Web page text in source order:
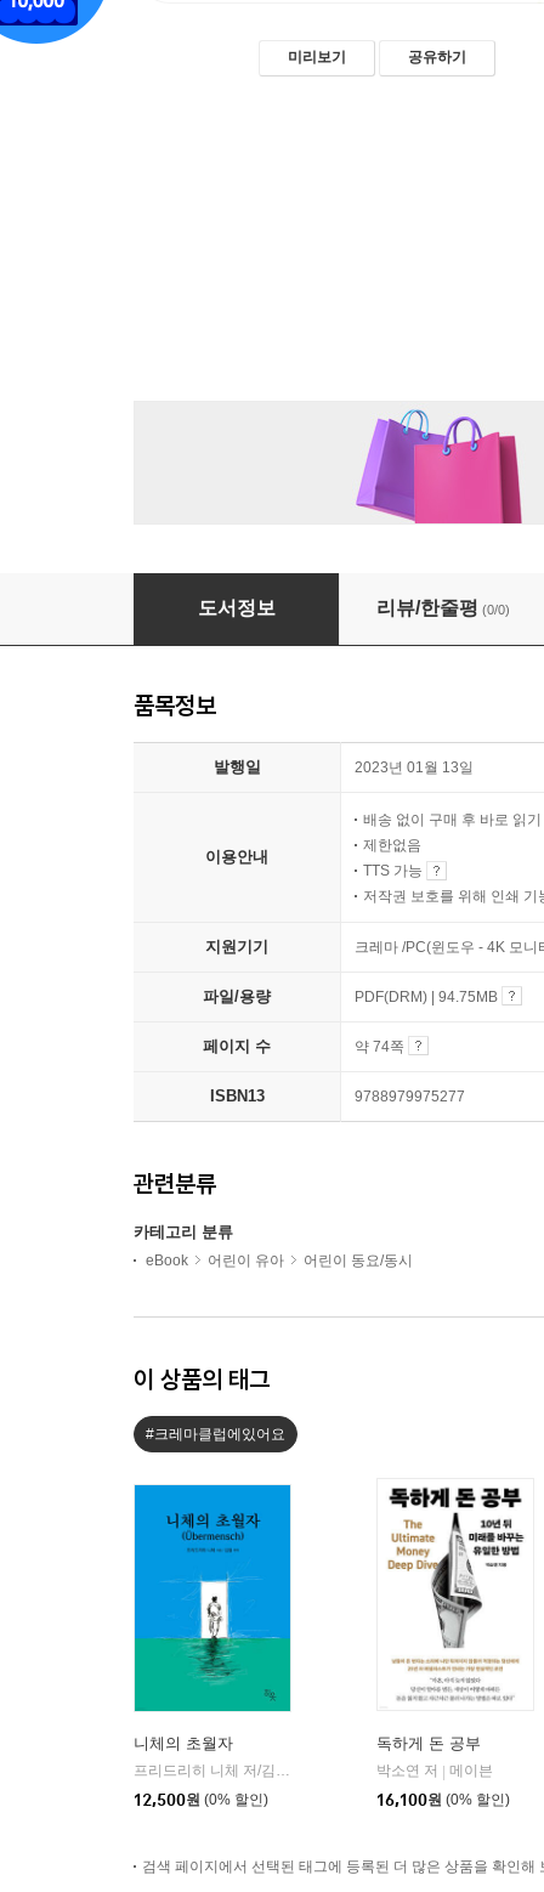
미리보기 공유하기
「김정호」읽고 토론·논술 커리큘럼 완전정복
도서정보 리뷰/한줄평 (0/0)
품목정보
발행일 2023년 01월 13일
이용안내
배송 없이 구매 후 바로 읽기
제한없음
TTS 가능
저작권 보호를 위해 인쇄 기
지원기기 크레마 /PC(윈도우 - 4K 모
파일/용량 PDF(DRM) | 94.75MB
페이지 수 약 74쪽
ISBN13 9788979975277
관련분류
카테고리 분류
eBook 어린이 유아 어린이 동요/동시
이 상품의 태그
#크레마클럽에있어요
니체의 초월자
12,500원 (0% 할인)
독하게 돈 공부
박소연 저 | 메이븐
16,100원 (0% 할인)
검색 페이지에서 선택된 태그에 등록된 더 많은 상품을 확인해